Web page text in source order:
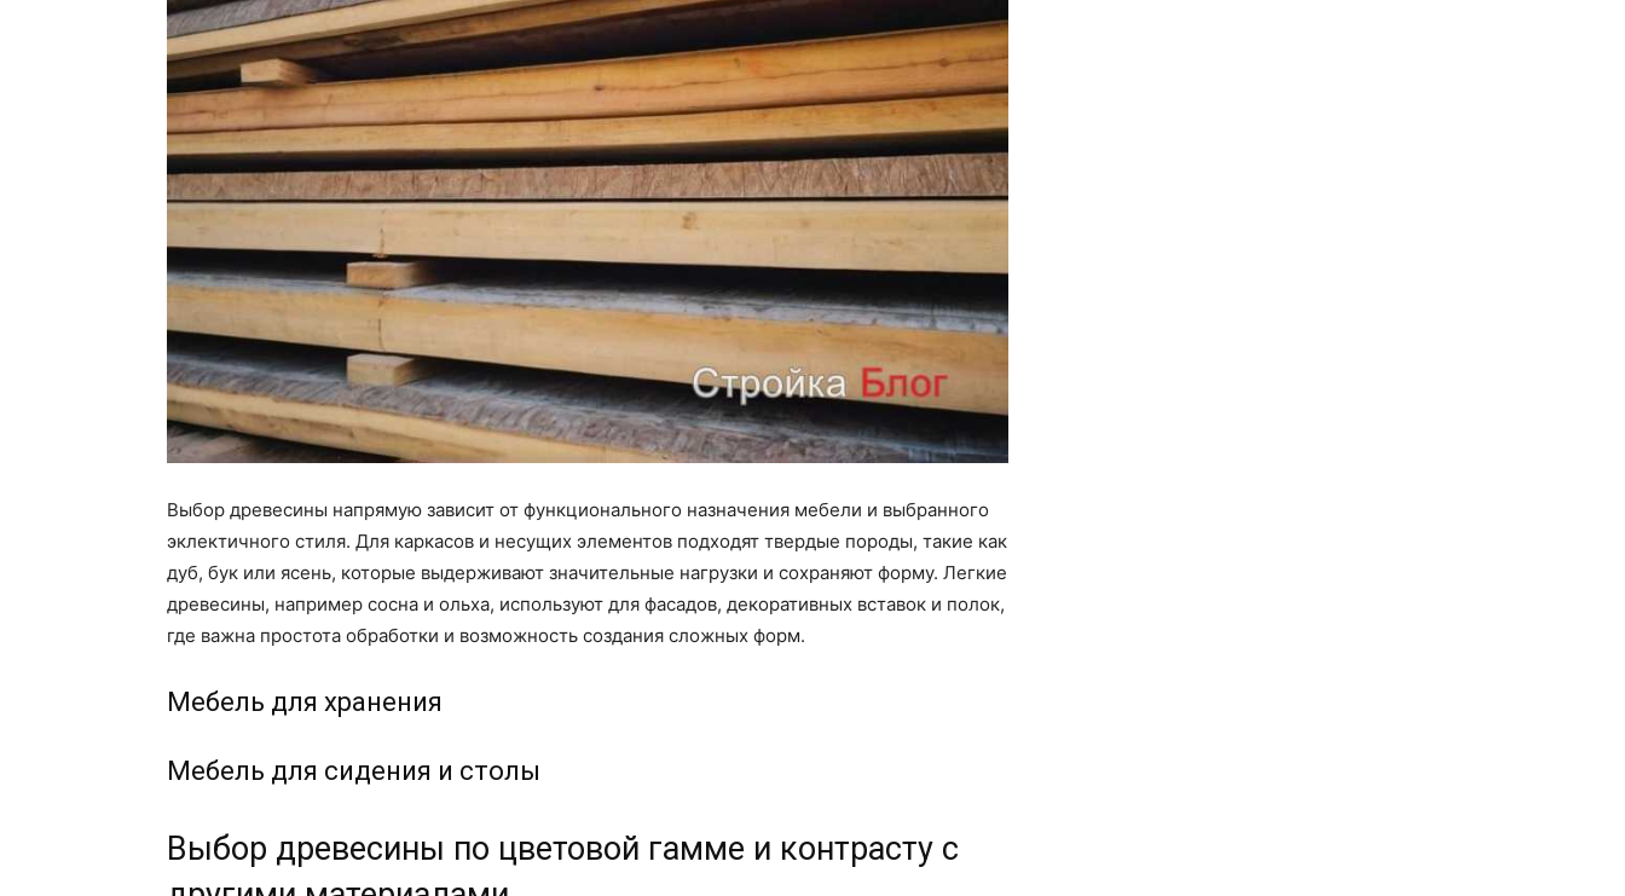
Выбор древесины напрямую зависит от функционального назначения мебели и выбранного
эклектичного стиля. Для каркасов и несущих элементов подходят твердые породы, такие как
дуб, бук или ясень, которые выдерживают значительные нагрузки и сохраняют форму. Легкие
древесины, например сосна и ольха, используют для фасадов, декоративных вставок и полок,
где важна простота обработки и возможность создания сложных форм.
Мебель для хранения
Мебель для сидения и столы
Выбор древесины по цветовой гамме и контрасту с